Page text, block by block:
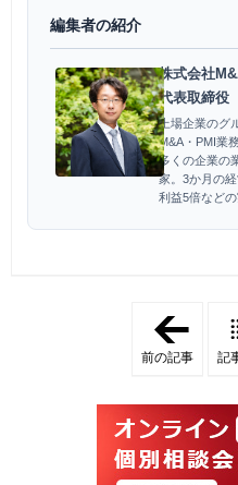
編集者の紹介
株式会社
代表取締
上場企業のグ
M&A・PMI業
多くの企業の
家。3か月の
利益5倍などの
ー
店
舗
ま
る
前の記事 記